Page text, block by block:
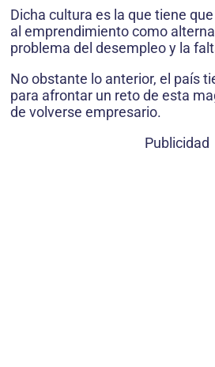
Dicha cultura es la que tiene
al emprendimiento como
problema del desempleo y la
No obstante lo anterior, el país
para afrontar un reto de esta
de volverse empresario.
Publicidad